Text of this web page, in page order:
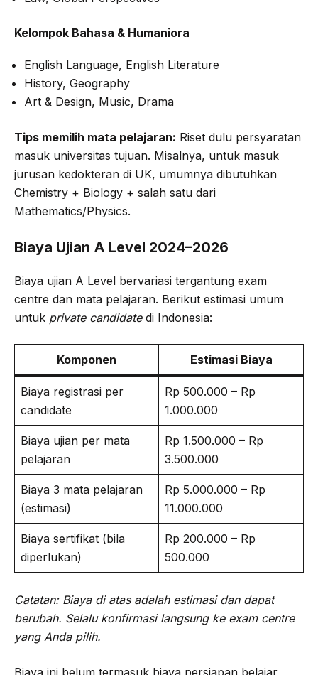
Kelompok Bahasa & Humaniora
English Language, English Literature
History, Geography
Art & Design, Music, Drama
Tips memilih mata pelajaran: Riset dulu persyaratan
masuk universitas tujuan. Misalnya, untuk masuk
jurusan kedokteran di UK, umumnya dibutuhkan
Chemistry + Biology + salah satu dari
Mathematics/Physics.
Biaya Ujian A Level 2024–2026
Biaya ujian A Level bervariasi tergantung exam
centre dan mata pelajaran. Berikut estimasi umum
untuk private candidatedi Indonesia:
Komponen Estimasi Biaya
Biaya registrasi per
candidate
Rp 500.000 – Rp
1.000.000
Biaya ujian per mata
pelajaran
Rp 1.500.000 – Rp
3.500.000
Biaya 3 mata pelajaran
(estimasi)
Rp 5.000.000 – Rp
11.000.000
Biaya sertifikat (bila
diperlukan)
Rp 200.000 – Rp
500.000
Catatan: Biaya di atas adalah estimasi dan dapat
berubah. Selalu konfirmasi langsung ke exam centre
yang Anda pilih.